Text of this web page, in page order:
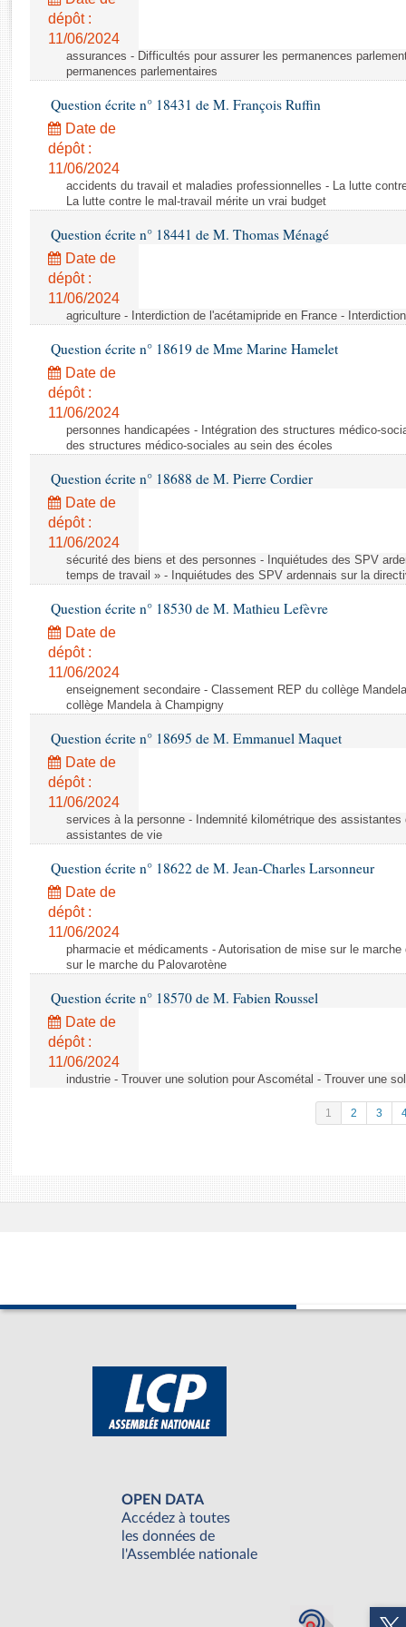
Rapports d'enquête
Rapports législatifs
Baromètre de l’application des lois
Dossiers législatifs
Budget et sécurité sociale
Questions écrites et orales
Comptes rendus des débats
dépôt :
11/06/2024
assurances - Difficultés pour assurer les permanences
permanences parlementaires
Question écrite n° 18431 de M. François Ruffin
Date de
dépôt :
11/06/2024
accidents du travail et maladies professionnelles - La lutte
La lutte contre le mal-travail mérite un vrai budget
Question écrite n° 18441 de M. Thomas Ménagé
Date de
dépôt :
11/06/2024
agriculture - Interdiction de l'acétamipride en France -
Question écrite n° 18619 de Mme Marine Hamelet
Date de
dépôt :
11/06/2024
personnes handicapées - Intégration des structures médico-
des structures médico-sociales au sein des écoles
Question écrite n° 18688 de M. Pierre Cordier
Date de
dépôt :
11/06/2024
sécurité des biens et des personnes - Inquiétudes des SPV
temps de travail » - Inquiétudes des SPV ardennais sur la
Question écrite n° 18530 de M. Mathieu Lefèvre
Date de
dépôt :
11/06/2024
enseignement secondaire - Classement REP du collège
collège Mandela à Champigny
Question écrite n° 18695 de M. Emmanuel Maquet
Date de
dépôt :
11/06/2024
services à la personne - Indemnité kilométrique des
assistantes de vie
Question écrite n° 18622 de M. Jean-Charles Larsonneur
Date de
dépôt :
11/06/2024
pharmacie et médicaments - Autorisation de mise sur le
sur le marche du Palovarotène
Question écrite n° 18570 de M. Fabien Roussel
Date de
dépôt :
11/06/2024
industrie - Trouver une solution pour Ascométal - Trouver une
1 2 3
OPEN DATA
Accédez à toutes
les données de
l'Assemblée nationale